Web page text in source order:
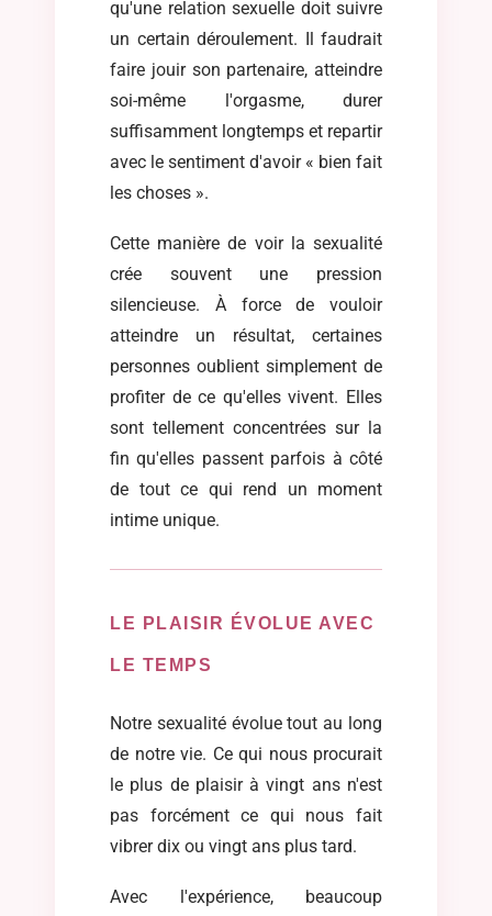
qu'une relation sexuelle doit suivre
un certain déroulement. Il faudrait
faire jouir son partenaire, atteindre
soi-même l'orgasme, durer
suffisamment longtemps et repartir
avec le sentiment d'avoir « bien fait
les choses ».
Cette manière de voir la sexualité
crée souvent une pression
silencieuse. À force de vouloir
atteindre un résultat, certaines
personnes oublient simplement de
profiter de ce qu'elles vivent. Elles
sont tellement concentrées sur la
fin qu'elles passent parfois à côté
de tout ce qui rend un moment
intime unique.
LE PLAISIR ÉVOLUE AVEC
LE TEMPS
Notre sexualité évolue tout au long
de notre vie. Ce qui nous procurait
le plus de plaisir à vingt ans n'est
pas forcément ce qui nous fait
vibrer dix ou vingt ans plus tard.
Avec l'expérience, beaucoup